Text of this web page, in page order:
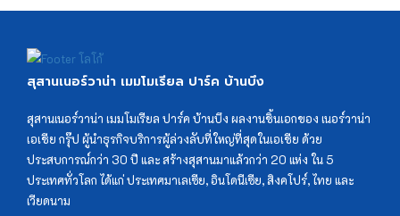
ฮวงซุ้ย เบื้องหลังความสำเร็จของลูกหลานชาวจีน
ร่ำรวยเพราะฮวงซุ้ย หรือฮวงซุ้ยทำให้ร่ำรวย
สุสานน้ำท่วม เรื่องเร่งด่วน ต้องรีบแก้ไข
สุสานเนอร์วาน่า เมมโมเรียล ปาร์ค บ้านบึง
สุสานเนอร์วาน่า เมมโมเรียล ปาร์ค บ้านบึง ผลงานชิ้นเอกของ เนอร์วาน่า
เอเชีย กรุ๊ป ผู้นำธุรกิจบริการผู้ล่วงลับที่ใหญ่ที่สุดในเอเชีย ด้วย
ประสบการณ์กว่า 30 ปี และ สร้างสุสานมาแล้วกว่า 20 แห่ง ใน 5
ประเทศทั่วโลก ได้แก่ ประเทศมาเลเซีย, อินโดนีเซีย, สิงคโปร์, ไทย และ
เวียดนาม